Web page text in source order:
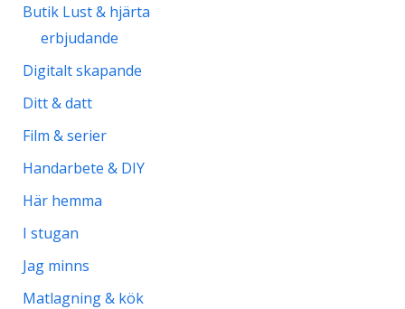
Butik Lust & hjärta
erbjudande
Digitalt skapande
Ditt & datt
Film & serier
Handarbete & DIY
Här hemma
I stugan
Jag minns
Matlagning & kök